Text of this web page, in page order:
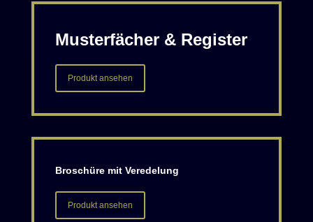
Musterfächer & Register
Produkt ansehen
Broschüre mit Veredelung
Produkt ansehen